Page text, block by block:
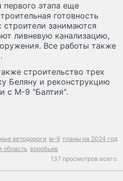
первого этапа еще
готовность
строители занимаются
ливневую канализацию,
Все работы также
строительство трех
Беляну и реконструкцию
с М-9 "Балтия".
автодороги м-9 планы на 2024 год
область воробьев
137 просмотров всего.